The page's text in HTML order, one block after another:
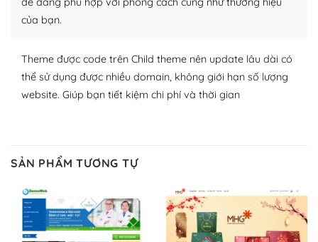
WordPress đa dạng plugin và themes
– Dễ sử dụng
Với mọi Hosting bất kỳ thì WordPress đều có thể dễ
dàng thiết lập vì thực tế nó đã cung cấp khoảng 60%
trang web WordPress của bạn.
Dễ dàng lựa chọn Hosting cho website WordPress
– Bảo mật cực tốt
của bạn.
Theme được code trên Child theme nên update lâu dài có
thể sử dụng được nhiều domain, không giới hạn số lượng
website. Giúp bạn tiết kiệm chi phí và thời gian
SẢN PHẨM TƯƠNG TỰ